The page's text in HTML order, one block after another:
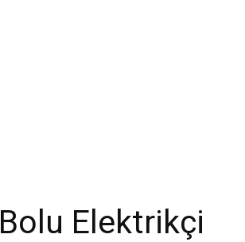
Bolu Elektrikçi